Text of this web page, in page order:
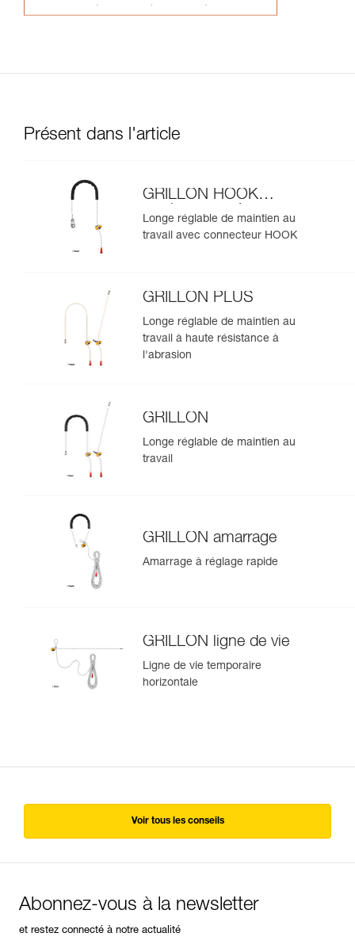
Présent dans l'article
GRILLON HOOK
version européenne
Longe réglable de maintien au
travail avec connecteur HOOK
GRILLON PLUS
Longe réglable de maintien au
travail à haute résistance à
l'abrasion
GRILLON
Longe réglable de maintien au
travail
GRILLON amarrage
Amarrage à réglage rapide
GRILLON ligne de vie
Ligne de vie temporaire
horizontale
Voir tous les conseils
Abonnez-vous à la newsletter
et restez connecté à notre actualité